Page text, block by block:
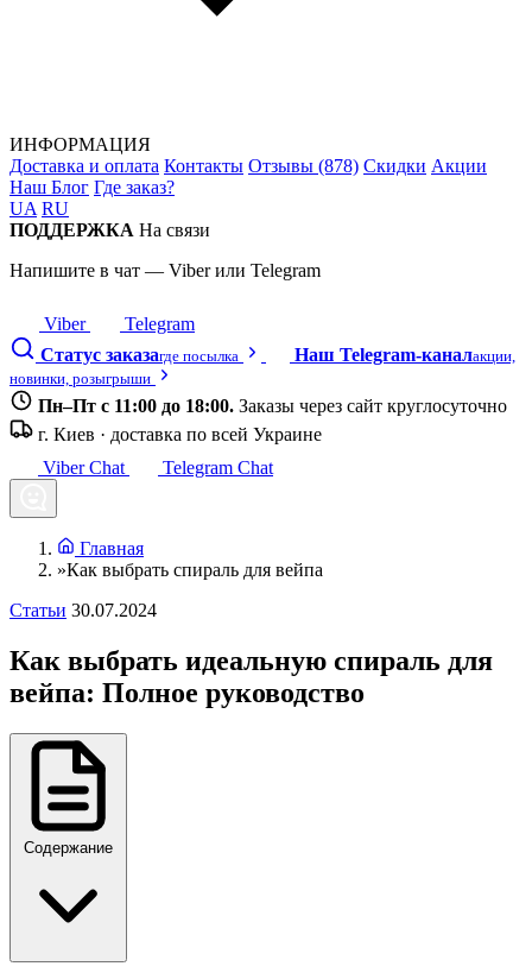
ИНФОРМАЦИЯ
Доставка и оплата Контакты Отзывы (878) Скидки Акции
Наш Блог Где заказ?
UA RU
ПОДДЕРЖКА На связи
Напишите в чат — Viber или Telegram
Viber
Telegram
Статус заказагде посылка Наш Telegram-каналакции,
новинки, розыгрыши
Пн–Пт с 11:00 до 18:00. Заказы через сайт круглосуточно
г. Киев · доставка по всей Украине
Viber Chat
Telegram Chat
Главная
»Как выбрать спираль для вейпа
Статьи 30.07.2024
Как выбрать идеальную спираль для
вейпа: Полное руководство
Содержание